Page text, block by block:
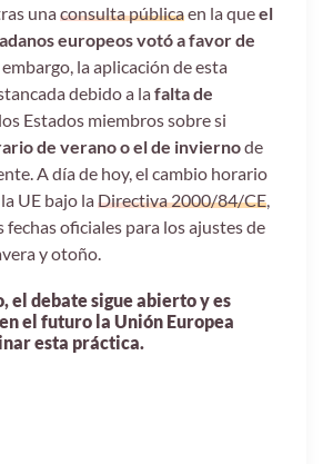
unaconsulta públicaen la queel
europeos votó a favor de
embargo, la aplicación de esta
debido a lafalta de
Estados miembros sobre si
de verano o el de inviernode
A día de hoy, el cambio horario
UE bajo laDirectiva 2000/84/CE
fechas oficiales para los ajustes de
y otoño.
el debate sigue abierto y es
el futuro la Unión Europea
esta práctica.